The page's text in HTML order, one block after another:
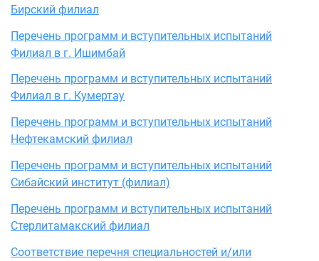
Бирский филиал
Перечень программ и вступительных испытаний
Филиал в г. Ишимбай
Перечень программ и вступительных испытаний
Филиал в г. Кумертау
Перечень программ и вступительных испытаний
Нефтекамский филиал
Перечень программ и вступительных испытаний
Сибайский институт (филиал)
Перечень программ и вступительных испытаний
Стерлитамакский филиал
Соответствие перечня специальностей и/или